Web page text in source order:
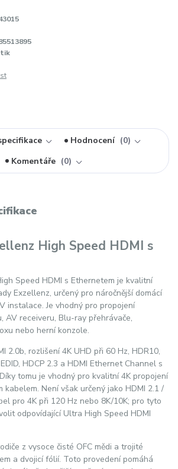
Hodnocení
0
Komentáře
0
High Speed HDMI s
Speed HDMI s Ethernetem je kvalitní
Exzellenz, určený pro náročnější domácí
instalace. Je vhodný pro propojení
AV receiveru, Blu-ray přehrávače,
nebo herní konzole.
2.0b, rozlišení 4K UHD při 60 Hz, HDR10,
HDCP 2.3 a HDMI Ethernet Channel s
tomu je vhodný pro kvalitní 4K propojení
kabelem. Není však určený jako HDMI 2.1 /
pro 4K při 120 Hz nebo 8K/10K; pro tyto
odpovídající Ultra High Speed HDMI
z vysoce čisté OFC mědi a trojité
a dvojicí fólií. Toto provedení pomáhá